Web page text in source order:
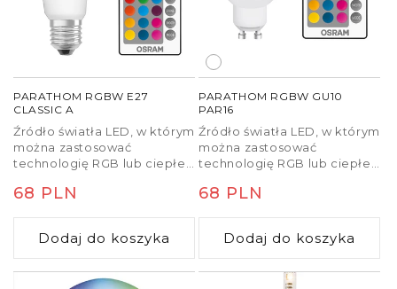
PARATHOM RGBW E27
CLASSIC A
Źródło światła LED, w którym
można zastosować
technologię RGB lub ciepłe
instalacja bez użycia
kolorów, dostosuj nasycenie
kolorów lub przyciemnij za
pomocą jednego przycisku.
Cena
regularna
68 PLN
Dodaj do koszyka
PARATHOM RGBW GU10
PAR16
Źródło światła LED, w którym
można zastosować
technologię RGB lub ciepłe
instalacja bez użycia
kolorów, dostosuj nasycenie
kolorów lub przyciemnij za
pomocą jednego przycisku.
Cena
regularna
68 PLN
Dodaj do koszyka